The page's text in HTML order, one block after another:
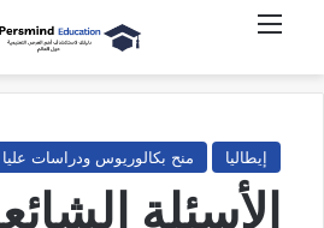
إيطاليا منح بكالوريوس ودراسات عليا
الأسئلة